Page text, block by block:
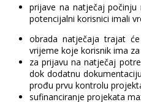
prijave na natječaj
potencijalni korisnici imali
obrada natječaja trajat
vrijeme koje korisnik ima
za prijavu na natječaj
dok dodatnu
prođu prvu kontrolu
sufinanciranje projekata